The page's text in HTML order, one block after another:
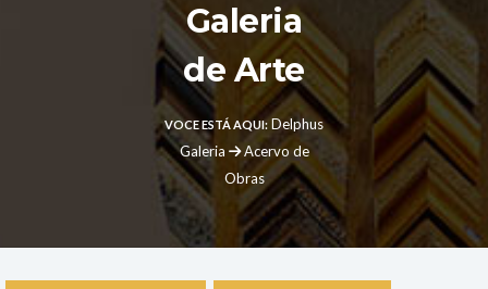
Galeria
de Arte
VOCE ESTÁ AQUI: Delphus
Galeria
Acervo de
Obras